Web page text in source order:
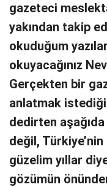
gazeteci
yakından takip
okuduğum
okuyacağınız
Gerçekten bir
anlatmak
dedirten aşağıda
değil, Türkiye’nin
güzelim yıllar
gözümün